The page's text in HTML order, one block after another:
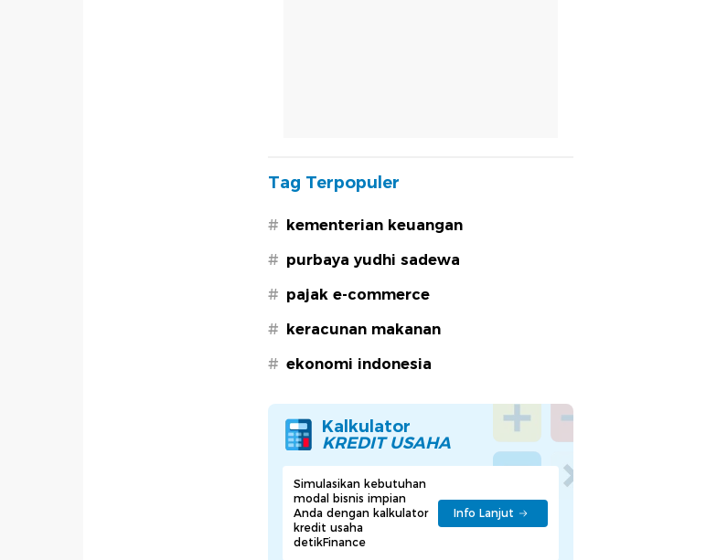
Tag Terpopuler
# kementerian keuangan
# purbaya yudhi sadewa
# pajak e-commerce
# keracunan makanan
# ekonomi indonesia
Kalkulator
KREDIT USAHA
Simulasikan kebutuhan
modal bisnis impian
Anda dengan kalkulator
kredit usaha
detikFinance
Info Lanjut